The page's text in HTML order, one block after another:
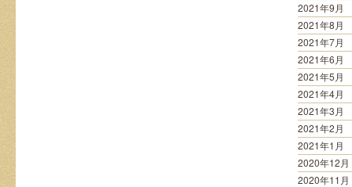
2021年9月
2021年8月
2021年7月
2021年6月
2021年5月
2021年4月
2021年3月
2021年2月
2021年1月
2020年12月
2020年11月